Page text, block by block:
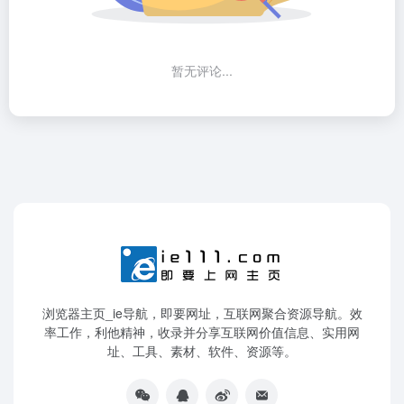
暂无评论...
浏览器主页_ie导航，即要网址，互联网聚合资源导航。效
率工作，利他精神，收录并分享互联网价值信息、实用网
址、工具、素材、软件、资源等。